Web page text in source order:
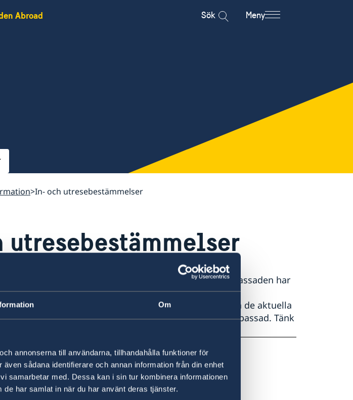
Om
annonserna till användarna, tillhandahålla funktioner för
sådana identifierare och annan information från din enhet
samarbetar med. Dessa kan i sin tur kombinera informationen
har samlat in när du har använt deras tjänster.
Abroad Sök Meny
In- och utresebestämmelser
myndighetsutövning och inte något som ambassaden har
information om visum-, uppehållstillstånds- och
hänvisas till Burundis ambassad i Berlin. Kontrollera de aktuella
med landets egna myndigheter eller närmaste ambassad. Tänk
mars 2026, 13.14